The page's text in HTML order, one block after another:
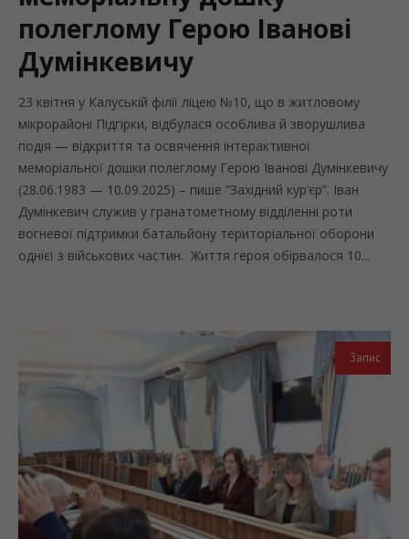
полеглому Герою Іванові
Думінкевичу
23 квітня у Калуській філії ліцею №10, що в житловому
мікрорайоні Підгірки, відбулася особлива й зворушлива
подія — відкриття та освячення інтерактивної
меморіальної дошки полеглому Герою Іванові Думінкевичу
(28.06.1983 — 10.09.2025) – пише “Західний кур’єр”. Іван
Думінкевич служив у гранатометному відділенні роти
вогневої підтримки батальйону територіальної оборони
однієї з військових частин. Життя героя обірвалося 10...
Запис